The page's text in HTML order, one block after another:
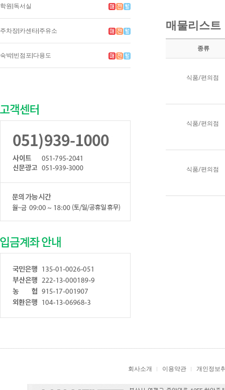
학원|독서실
주차장|카센타|주유소
숙박|빈점포|다용도
매물리스트
종류
식품/편의점
식품/편의점
식품/편의점
회사소개 이용약관 개인정보